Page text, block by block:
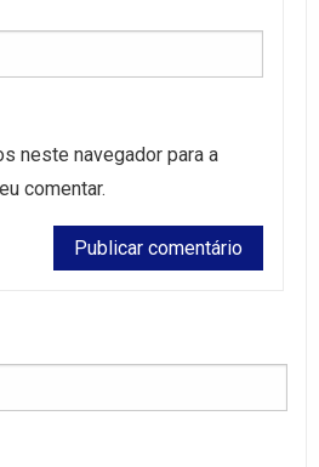
neste navegador para a
comentar.